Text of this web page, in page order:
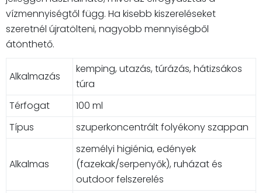
vízmennyiségtől függ. Ha kisebb kiszereléseket
szeretnél újratölteni, nagyobb mennyiségből
átönthető.
Alkalmazás
kemping, utazás, túrázás, hátizsákos
túra
Térfogat
100 ml
Típus
szuperkoncentrált folyékony szappan
Alkalmas
személyi higiénia, edények
(fazekak/serpenyők), ruházat és
outdoor felszerelés